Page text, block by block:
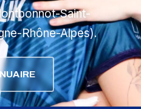
Saint-
Rhône-Alpes).